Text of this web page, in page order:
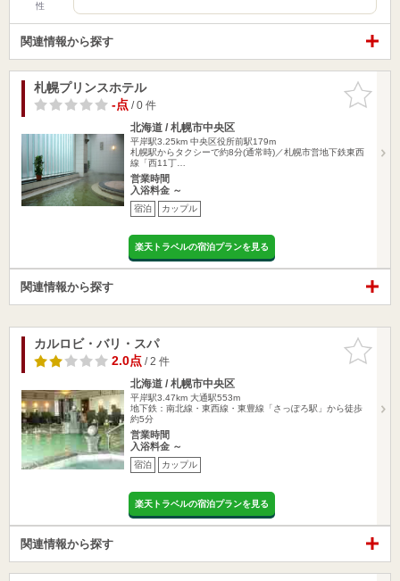
性
関連情報から探す
お気に入
りに追加
札幌プリンスホテル
-点/ 0 件
北海道 / 札幌市中央区
平岸駅3.25km 中央区役所前駅179m
札幌駅からタクシーで約8分(通常時)／札幌市営地下鉄東西
線「西11丁…
営業時間
入浴料金 ～
宿泊 カップル
楽天トラベルの宿泊プランを見る
関連情報から探す
お気に入
りに追加
カルロビ・バリ・スパ
2.0点/ 2 件
北海道 / 札幌市中央区
平岸駅3.47km 大通駅553m
地下鉄：南北線・東西線・東豊線「さっぽろ駅」から徒歩
約5分
営業時間
入浴料金 ～
宿泊 カップル
楽天トラベルの宿泊プランを見る
関連情報から探す